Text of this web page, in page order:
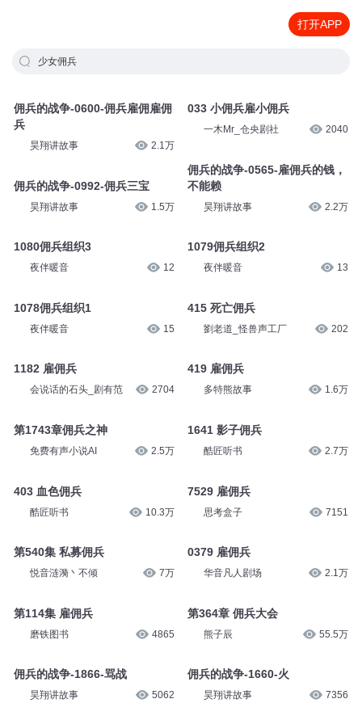
打开APP
少女佣兵
佣兵的战争-0600-佣兵雇佣雇佣
兵
昊翔讲故事 2.1万
佣兵的战争-0992-佣兵三宝
昊翔讲故事 1.5万
1080佣兵组织3
夜伴暖音 12
1078佣兵组织1
夜伴暖音 15
1182 雇佣兵
会说话的石头_剧有范 2704
第1743章佣兵之神
免费有声小说AI 2.5万
403 血色佣兵
酷匠听书 10.3万
第540集 私募佣兵
悦音涟漪丶不倾 7万
第114集 雇佣兵
磨铁图书 4865
佣兵的战争-1866-骂战
昊翔讲故事 5062
033 小佣兵雇小佣兵
一木Mr_仓央剧社 2040
佣兵的战争-0565-雇佣兵的钱，
不能赖
昊翔讲故事 2.2万
1079佣兵组织2
夜伴暖音 13
415 死亡佣兵
劉老道_怪兽声工厂 202
419 雇佣兵
多特熊故事 1.6万
1641 影子佣兵
酷匠听书 2.7万
7529 雇佣兵
思考盒子 7151
0379 雇佣兵
华音凡人剧场 2.1万
第364章 佣兵大会
熊子辰 55.5万
佣兵的战争-1660-火
昊翔讲故事 7356